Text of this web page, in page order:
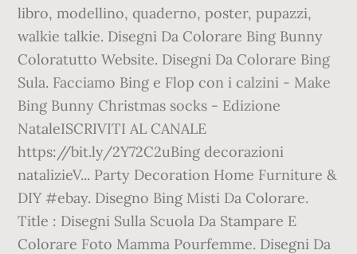
libro, modellino, quaderno, poster, pupazzi,
walkie talkie. Disegni Da Colorare Bing Bunny
Coloratutto Website. Disegni Da Colorare Bing
Sula. Facciamo Bing e Flop con i calzini - Make
Bing Bunny Christmas socks - Edizione
NataleISCRIVITI AL CANALE
https://bit.ly/2Y72C2uBing decorazioni
natalizieV... Party Decoration Home Furniture &
DIY #ebay. Disegno Bing Misti Da Colorare.
Title : Disegni Sulla Scuola Da Stampare E
Colorare Foto Mamma Pourfemme. Disegni Da